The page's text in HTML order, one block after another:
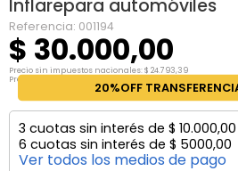
4.
fiat
5. chevrolet
Inflarepara automóviles
Referencia: 001194
$ 30.000,00
Precio sin impuestos nacionales:$ 24.793,39
Precio por unidad:
20%OFF
3 cuotas sin interés de $ 10.000,00
6 cuotas sin interés de $ 5000,00
Ver todos los medios de pago